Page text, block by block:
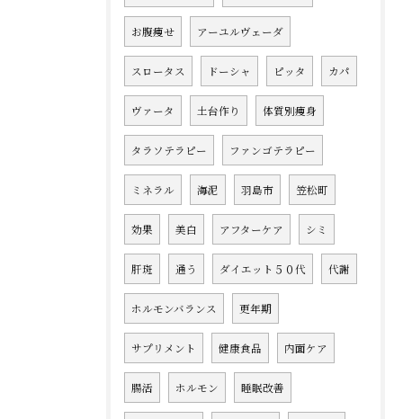
お腹痩せ アーユルヴェーダ
スロータス ドーシャ ピッタ カパ
ヴァータ 土台作り 体質別痩身
タラソテラピー ファンゴテラピー
ミネラル 海泥 羽島市 笠松町
効果 美白 アフターケア シミ
肝斑 通う ダイエット５０代 代謝
ホルモンバランス 更年期
サプリメント 健康食品 内面ケア
腸活 ホルモン 睡眠改善